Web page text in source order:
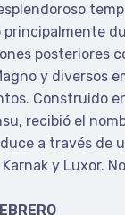
principalmente
posteriores
y diversos
Construido
recibió el
a través de
y Luxor.